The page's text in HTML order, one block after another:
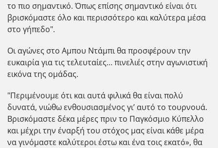
το πιο σημαντικό. Όπως επίσης σημαντικό είναι ότι
βρισκόμαστε όλο και περισσότερο και καλύτερα μέσα
στο γήπεδο".
Οι αγώνες στο Αμπου Ντάμπι θα προσφέρουν την
ευκαιρία για τις τελευταίες… πινελιές στην αγωνιστική
εικόνα της ομάδας.
"Περιμένουμε ότι και αυτά φιλικά θα είναι πολύ
δυνατά, νιώθω ενθουσιασμένος γι’ αυτό το τουρνουά.
Βρισκόμαστε δέκα μέρες πριν το Παγκόσμιο Κύπελλο
και μέχρι την έναρξή του στόχος μας είναι κάθε μέρα
να γινόμαστε καλύτεροι έστω και ένα τοις εκατό», θα